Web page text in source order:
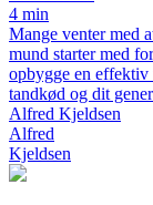
4 min
Mange venter med
mund starter med
opbygge en effektiv
tandkød og dit
Alfred Kjeldsen
Alfred
Kjeldsen